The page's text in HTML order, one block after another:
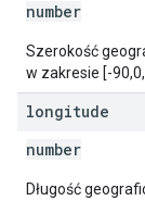
number
Szerokość
w zakresie [-90,0,
longitude
number
Długość